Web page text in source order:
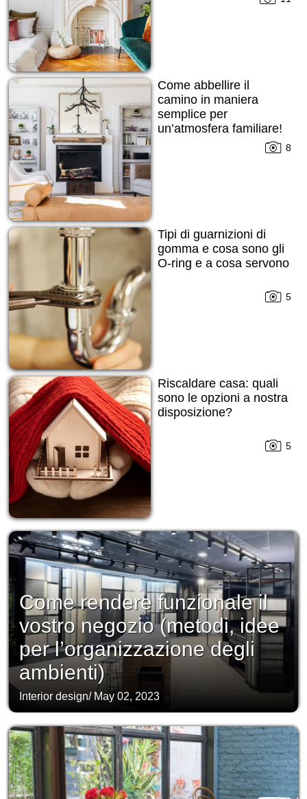
Come abbellire il
camino in maniera
semplice per
un’atmosfera familiare!
8
Tipi di guarnizioni di
gomma e cosa sono gli
O-ring e a cosa servono
5
Riscaldare casa: quali
sono le opzioni a nostra
disposizione?
5
Come rendere funzionale il
vostro negozio (metodi, idee
per l’organizzazione degli
ambienti)
Interior design/ May 02, 2023